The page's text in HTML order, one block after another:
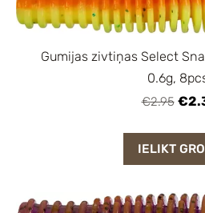
Gumijas zivtiņas Select
0.6g,
€2.95
IELIKT